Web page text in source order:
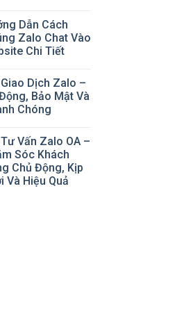
Dẫn Cách
Zalo Chat Vào
Chi Tiết
Dịch Zalo –
Bảo Mật Và
Chóng
Vấn Zalo OA –
Sóc Khách
Chủ Động, Kịp
Và Hiệu Quả